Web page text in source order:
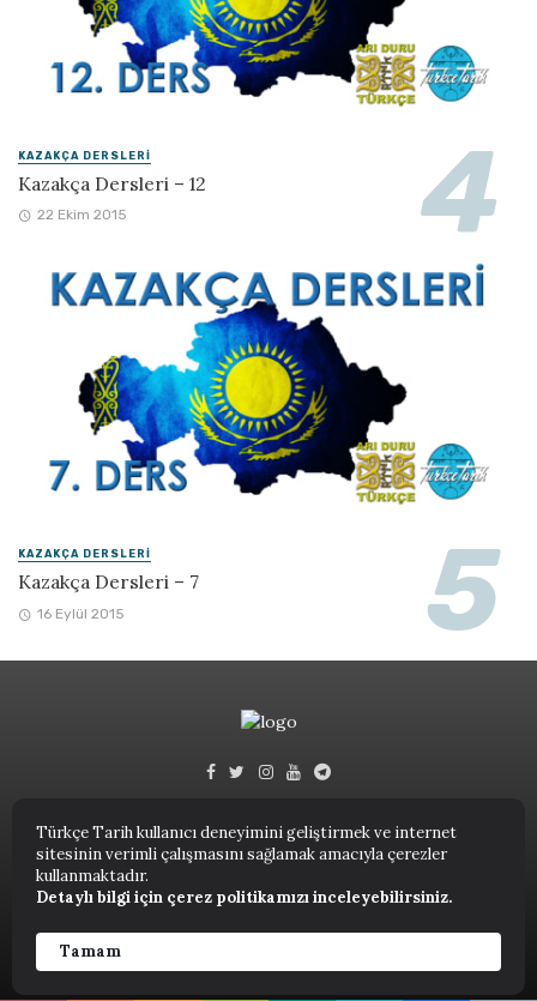
Türkçe Tarih kullanıcı deneyimini geliştirmek ve internet
sitesinin verimli çalışmasını sağlamak amacıyla çerezler
kullanmaktadır.
Detaylı bilgi için çerez politikamızı inceleyebilirsiniz.
Tamam
KAZAKÇA DERSLERI
Kazakça Dersleri – 12
22 Ekim 2015
KAZAKÇA DERSLERI
Kazakça Dersleri – 7
16 Eylül 2015
Türkçe Tarih © 2023.
TARIH TERIMLERI SÖZLÜĞÜ